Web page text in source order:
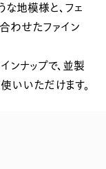
地模様と、フェ
わせたファイン
ンナップで、並製
いいただけます。